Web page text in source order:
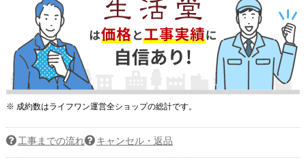
※ 成約数はライフワン運営全ショップの総計です。
工事までの流れ キャンセル・返品